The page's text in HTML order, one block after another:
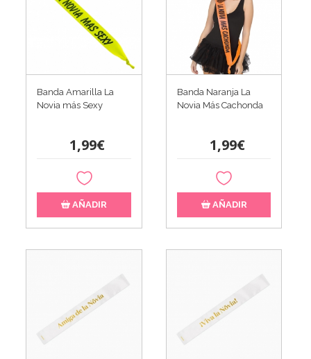
Banda Amarilla La
Novia más Sexy
1,99€
AÑADIR
Banda Naranja La
Novia Más Cachonda
1,99€
AÑADIR